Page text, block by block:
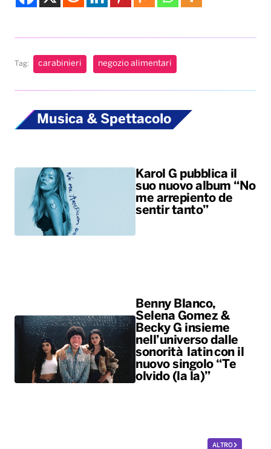
Tag: carabinieri negozio alimentari
Musica & Spettacolo
Karol G pubblica il
suo nuovo album “No
me arrepiento de
sentir tanto”
Benny Blanco,
Selena Gomez &
Becky G insieme
nell’universo dalle
sonorità latin con il
nuovo singolo “Te
olvido (la la)”
ALTRO